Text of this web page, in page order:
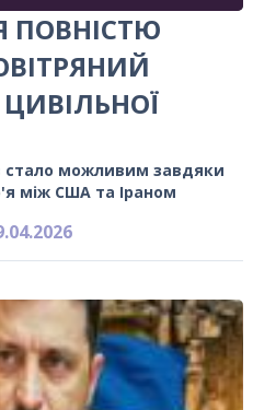
ПОВНІСТЮ
стало можливим завдяки
між США та Іраном